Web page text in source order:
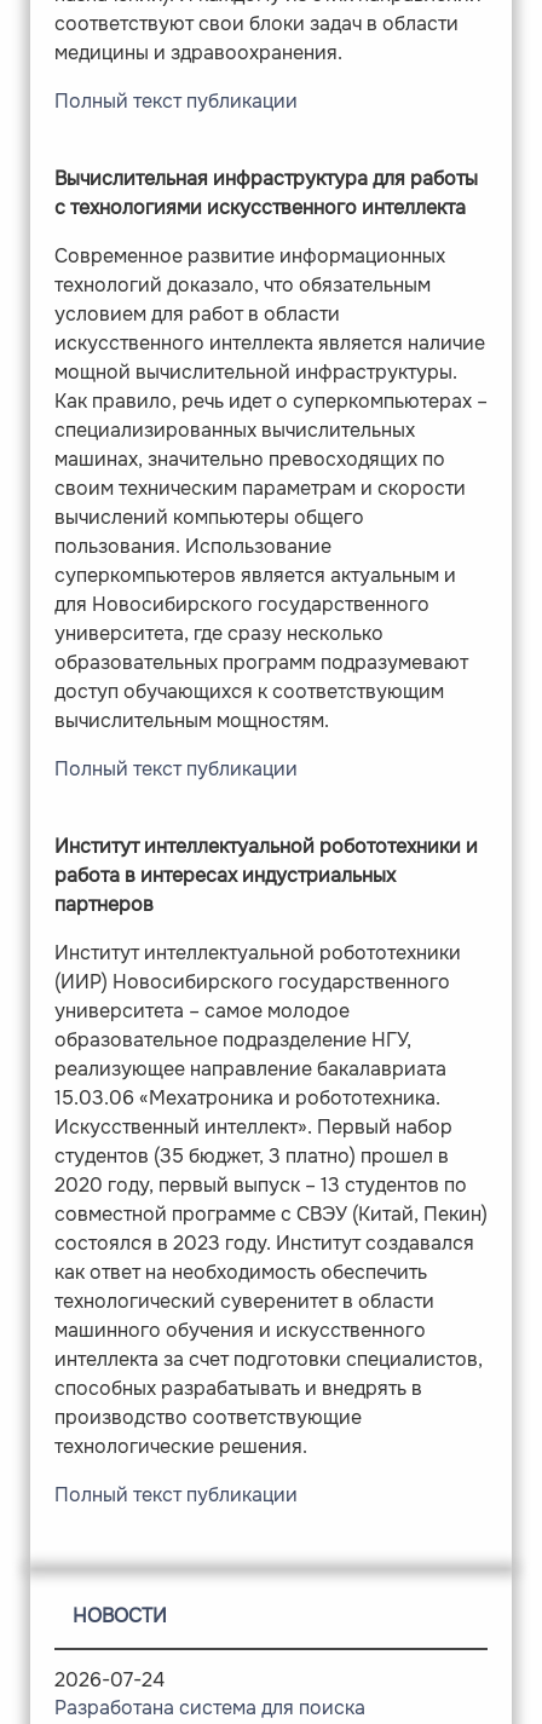
соответствуют свои блоки задач в области
медицины и здравоохранения.
Полный текст публикации
Вычислительная инфраструктура для работы
с технологиями искусственного интеллекта
Современное развитие информационных
технологий доказало, что обязательным
условием для работ в области
искусственного интеллекта является наличие
мощной вычислительной инфраструктуры.
Как правило, речь идет о суперкомпьютерах –
специализированных вычислительных
машинах, значительно превосходящих по
своим техническим параметрам и скорости
вычислений компьютеры общего
пользования. Использование
суперкомпьютеров является актуальным и
для Новосибирского государственного
университета, где сразу несколько
образовательных программ подразумевают
доступ обучающихся к соответствующим
вычислительным мощностям.
Полный текст публикации
Институт интеллектуальной робототехники и
работа в интересах индустриальных
партнеров
Институт интеллектуальной робототехники
(ИИР) Новосибирского государственного
университета – самое молодое
образовательное подразделение НГУ,
реализующее направление бакалавриата
15.03.06 «Мехатроника и робототехника.
Искусственный интеллект». Первый набор
студентов (35 бюджет, 3 платно) прошел в
2020 году, первый выпуск – 13 студентов по
совместной программе с СВЭУ (Китай, Пекин)
состоялся в 2023 году. Институт создавался
как ответ на необходимость обеспечить
технологический суверенитет в области
машинного обучения и искусственного
интеллекта за счет подготовки специалистов,
способных разрабатывать и внедрять в
производство соответствующие
технологические решения.
Полный текст публикации
НОВОСТИ
2026-07-24
Разработана система для поиска